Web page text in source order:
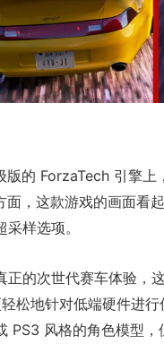
的 ForzaTech 引擎上
，这款游戏的画面看
样选项。
正的次世代赛车体验，
松地针对低端硬件进
PS3 风格的角色模型，